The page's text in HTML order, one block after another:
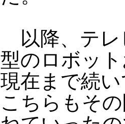
以降、テレ
型のロボッ
現在まで続
こちらもそ